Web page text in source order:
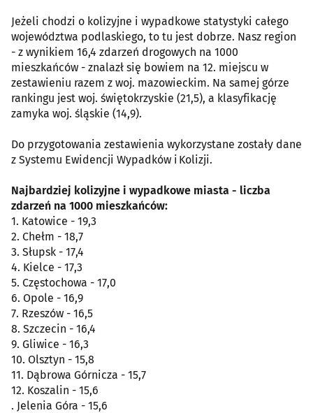
Jeżeli chodzi o kolizyjne i wypadkowe statystyki całego
województwa podlaskiego, to tu jest dobrze. Nasz region
- z wynikiem 16,4 zdarzeń drogowych na 1000
mieszkańców - znalazł się bowiem na 12. miejscu w
zestawieniu razem z woj. mazowieckim. Na samej górze
rankingu jest woj. świętokrzyskie (21,5), a klasyfikację
zamyka woj. śląskie (14,9).
Do przygotowania zestawienia wykorzystane zostały dane
z Systemu Ewidencji Wypadków i Kolizji.
Najbardziej kolizyjne i wypadkowe miasta - liczba
zdarzeń na 1000 mieszkańców:
1. Katowice - 19,3
2. Chełm - 18,7
3. Słupsk - 17,4
4. Kielce - 17,3
5. Częstochowa - 17,0
6. Opole - 16,9
7. Rzeszów - 16,5
8. Szczecin - 16,4
9. Gliwice - 16,3
10. Olsztyn - 15,8
11. Dąbrowa Górnicza - 15,7
12. Koszalin - 15,6
. Jelenia Góra - 15,6